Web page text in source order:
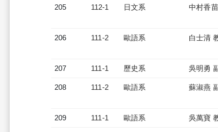
205 112-1 日文系 中村香
206 111-2 歐語系 白士清
207 111-1 歷史系 吳明勇
208 111-2 歐語系 蘇淑燕
209 111-1 歐語系 吳萬寶